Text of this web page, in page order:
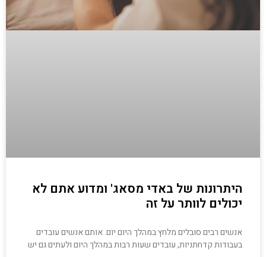
היתרונות של באדי מסאג' ומדוע אתם לא
יכולים לוותר על זה
אנשים רבים סובלים מלחץ במהלך היום יום. אותם אנשים עובדים
בעבודות קדחתניות, עובדים שעות רבות במהלך היום ולעתים גם יש